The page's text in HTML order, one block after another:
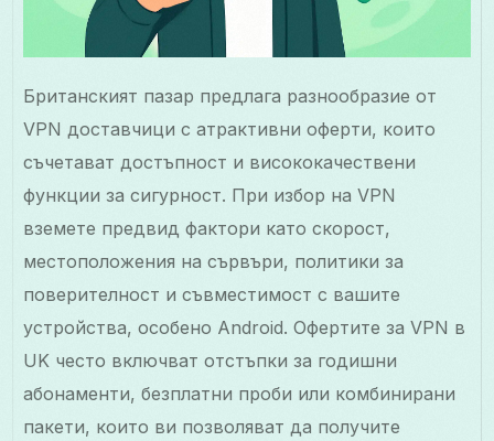
Британският пазар предлага разнообразие от
VPN доставчици с атрактивни оферти, които
съчетават достъпност и висококачествени
функции за сигурност. При избор на VPN
вземете предвид фактори като скорост,
местоположения на сървъри, политики за
поверителност и съвместимост с вашите
устройства, особено Android. Офертите за VPN в
UK често включват отстъпки за годишни
абонаменти, безплатни проби или комбинирани
пакети, които ви позволяват да получите